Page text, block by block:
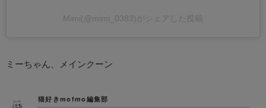
Mimi(@mimi_0383)がシェアした投稿
ミーちゃん、メインクーン
猫好きmofmo編集部